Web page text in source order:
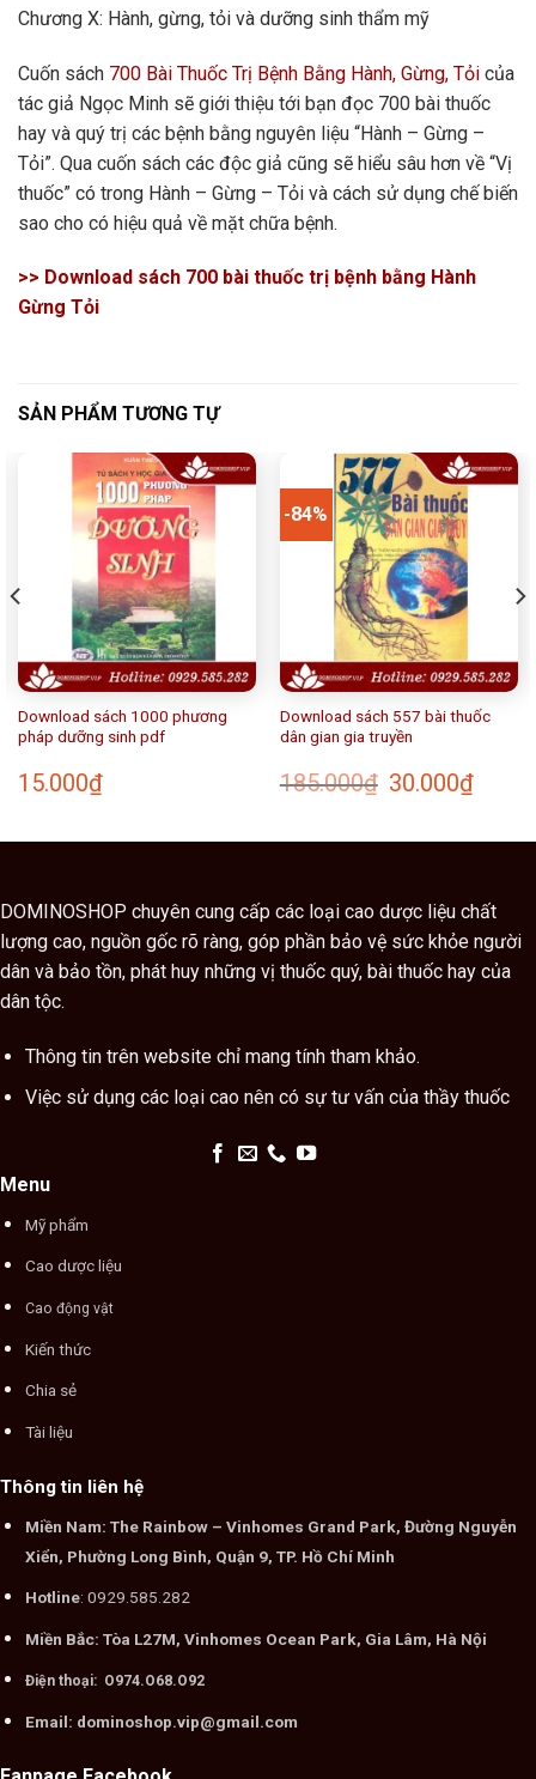
Chương X: Hành, gừng, tỏi và dưỡng sinh thẩm mỹ
Cuốn sách 700 Bài Thuốc Trị Bệnh Bằng Hành, Gừng, Tỏi của
tác giả Ngọc Minh sẽ giới thiệu tới bạn đọc 700 bài thuốc
hay và quý trị các bệnh bằng nguyên liệu “Hành – Gừng –
Tỏi”. Qua cuốn sách các độc giả cũng sẽ hiểu sâu hơn về “Vị
thuốc” có trong Hành – Gừng – Tỏi và cách sử dụng chế biến
sao cho có hiệu quả về mặt chữa bệnh.
>> Download sách 700 bài thuốc trị bệnh bằng Hành
Gừng Tỏi
SẢN PHẨM TƯƠNG TỰ
Download sách 1000 phương
pháp dưỡng sinh pdf
15.000₫
-84%
Download sách 557 bài thuốc
dân gian gia truyền
185.000₫
Giá
gốc
30.000₫Giá
hiện
30.000₫.
DOMINOSHOP chuyên cung cấp các loại cao dược liệu chất
lượng cao, nguồn gốc rõ ràng, góp phần bảo vệ sức khỏe người
dân và bảo tồn, phát huy những vị thuốc quý, bài thuốc hay của
dân tộc.
Thông tin trên website chỉ mang tính tham khảo.
Việc sử dụng các loại cao nên có sự tư vấn của thầy thuốc
Menu
Mỹ phẩm
Cao dược liệu
Cao động vật
Kiến thức
Chia sẻ
Tài liệu
Thông tin liên hệ
Miền Nam: The Rainbow – Vinhomes Grand Park, Đường Nguyễn
Xiển, Phường Long Bình, Quận 9, TP. Hồ Chí Minh
Hotline: 0929.585.282
Miền Bắc: Tòa L27M, Vinhomes Ocean Park, Gia Lâm, Hà Nội
Điện thoại: O974.O68.O92
Email: dominoshop.vip@gmail.com